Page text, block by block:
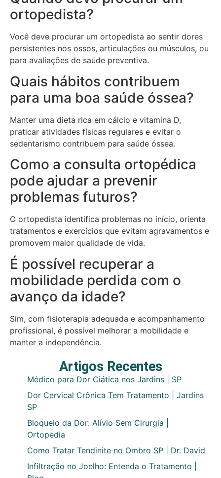
ortopedista?
Você deve procurar um ortopedista ao sentir dores
persistentes nos ossos, articulações ou músculos, ou
para avaliações de saúde preventiva.
Quais hábitos contribuem
para uma boa saúde óssea?
Manter uma dieta rica em cálcio e vitamina D,
praticar atividades físicas regulares e evitar o
sedentarismo contribuem para saúde óssea.
Como a consulta ortopédica
pode ajudar a prevenir
problemas futuros?
O ortopedista identifica problemas no início, orienta
tratamentos e exercícios que evitam agravamentos e
promovem maior qualidade de vida.
É possível recuperar a
mobilidade perdida com o
avanço da idade?
Sim, com fisioterapia adequada e acompanhamento
profissional, é possível melhorar a mobilidade e
manter a independência.
Artigos Recentes
Médico para Dor Ciática nos Jardins | SP
Dor Cervical Crônica Tem Tratamento | Jardins
SP
Bloqueio da Dor: Alívio Sem Cirurgia |
Ortopedia
Como Tratar Tendinite no Ombro SP | Dr. David
Infiltração no Joelho: Entenda o Tratamento |